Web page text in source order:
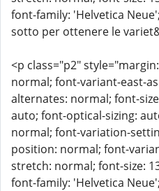
font-family: 'Helvetica
sotto per ottenere le
<p class="p2"
normal; font-variant-east-
alternates: normal; font-
auto; font-optical-sizing:
normal; font-variation-
position: normal; font-
stretch: normal; font-size:
font-family: 'Helvetica